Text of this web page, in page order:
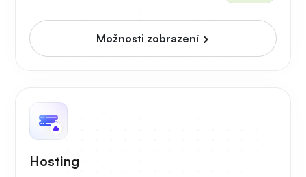
Možnosti zobrazení
Hosting